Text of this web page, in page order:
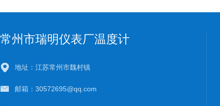
常州市瑞明仪表厂温度计
地址：江苏常州市魏村镇
邮箱：30572695@qq.com